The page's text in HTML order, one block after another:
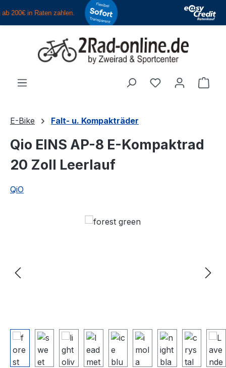
Zum Hauptinhalt springen
Du hast 0
E-Bike Falt- u. Kompakträder
Qio EINS AP-8 E-Kompaktrad
20 Zoll Leerlauf
QiO